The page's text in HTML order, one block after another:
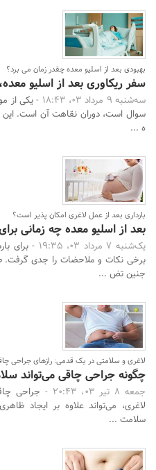
بهبودی بعد از اسلیو معده چقدر زمان می برد؟
سفر ریکاوری بعد از اسلیو
سه‌شنبه 9 مرداد 03، 18:43 -
یکی از
سوال است، دوران نقاهت آن است.
ه ...
بارداری بعد از عمل لاغری امکان پذیر است؟
بعد از اسلیو معده چه زمانی
یک‌شنبه 7 مرداد 03، 19:35 -
برای
برخی نکات و ملاحضات را جدی
جنین تض ...
لاغری و سلامتی در یک قدمی: رازهای جراحی
چگونه جراحی چاقی می‌تواند
جمعه 8 تیر 03، 20:43 -
جراحی
لاغری، می‌تواند علاوه بر ایجاد
سلامت ...